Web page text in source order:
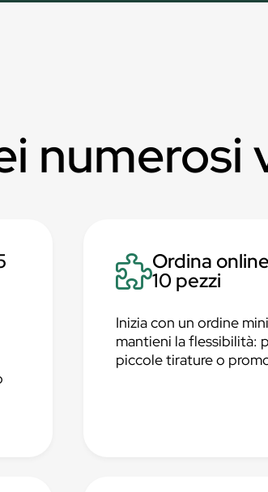
numerosi
Ordina
10 pezzi
Inizia con un ordine
mantieni la flessibilità:
piccole tirature o